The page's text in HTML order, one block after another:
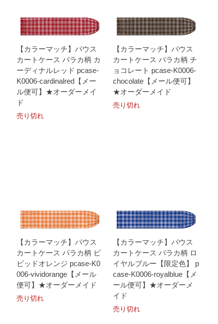
【カラーマッチ】パウス
カートケース パラカ柄 カ
ーディナルレッド pcase-
K0006-cardinalred【メー
ル便可】★オーダーメイ
ド
売り切れ
【カラーマッチ】パウス
カートケース パラカ柄 チ
ョコレート pcase-K0006-
chocolate【メール便可】
★オーダーメイド
売り切れ
【カラーマッチ】パウス
カートケース パラカ柄 ビ
ビッドオレンジ pcase-K0
006-vividorange【メール
便可】★オーダーメイド
売り切れ
【カラーマッチ】パウス
カートケース パラカ柄 ロ
イヤルブルー【限定色】 p
case-K0006-royalblue【メ
ール便可】★オーダーメ
イド
売り切れ